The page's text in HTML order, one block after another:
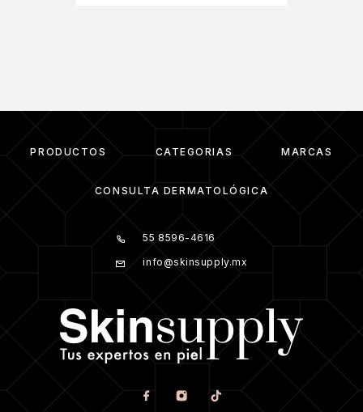
PRODUCTOS CATEGORIAS MARCAS
CONSULTA DERMATOLÓGICA
55 8596-4616
info@skinsupply.mx